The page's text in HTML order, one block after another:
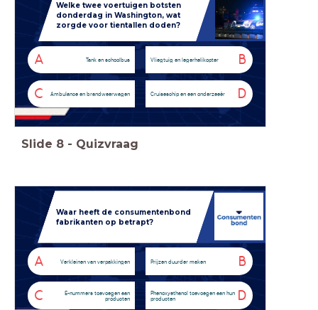
Welke twee voertuigen botsten
donderdag in Washington, wat
zorgde voor tientallen doden?
A Tank en schoolbus B
Vliegtuig en legerhelikopter
C Ambulance en brandweerwagen D
Cruiseschip en een onderzeeër
Slide 8 - Quizvraag
Waar heeft de consumentenbond
fabrikanten op betrapt?
A Verkleinen van verpakkingen B
Prijzen duurder maken
C
E-nummers toevoegen aan
producten
D
Phenoxyethanol toevoegen aan hun
producten